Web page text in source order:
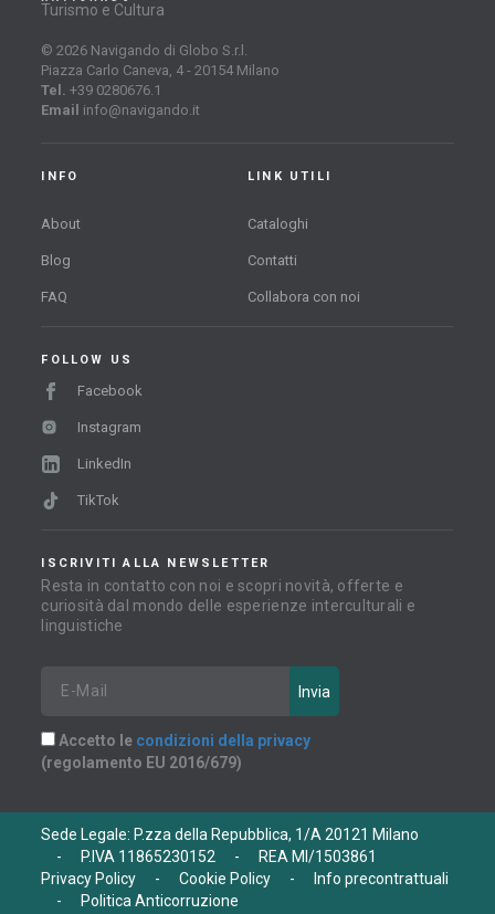
Turismo e Cultura
© 2026 Navigando di Globo S.r.l.
Piazza Carlo Caneva, 4 - 20154 Milano
Tel.+39 0280676.1
Email info@navigando.it
INFO
About
Blog
FAQ
LINK UTILI
Cataloghi
Contatti
Collabora con noi
FOLLOW US
Facebook
Instagram
LinkedIn
TikTok
ISCRIVITI ALLA NEWSLETTER
Resta in contatto con noi e scopri novità, offerte e
curiosità dal mondo delle esperienze interculturali e
linguistiche
Accetto le condizioni della privacy
(regolamento EU 2016/679)
Sede Legale: P.zza della Repubblica, 1/A 20121 Milano
-
P.IVA 11865230152 -
REA MI/1503861
Privacy Policy
- Cookie Policy -
Info precontrattuali
-
Politica Anticorruzione